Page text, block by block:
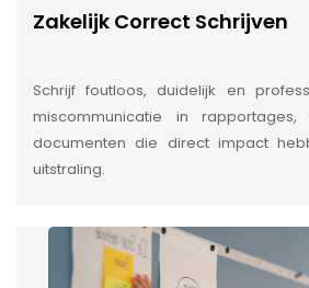
Zakelijk Correct Schrijven
Schrijf foutloos, duidelijk en
miscommunicatie in
documenten die direct impact
uitstraling.